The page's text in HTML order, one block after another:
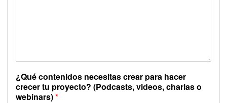
¿Qué contenidos necesitas crear para hacer
crecer tu proyecto? (Podcasts, videos, charlas o
webinars)*